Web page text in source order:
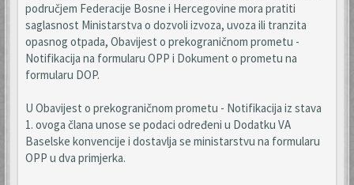
područjem Federacije Bosne i Hercegovine mora pratiti
saglasnost Ministarstva o dozvoli izvoza, uvoza ili tranzita
opasnog otpada, Obavijest o prekograničnom prometu -
Notifikacija na formularu OPP i Dokument o prometu na
formularu DOP.
U Obavijest o prekograničnom prometu - Notifikacija iz stava
1. ovoga člana unose se podaci određeni u Dodatku VA
Baselske konvencije i dostavlja se ministarstvu na formularu
OPP u dva primjerka.